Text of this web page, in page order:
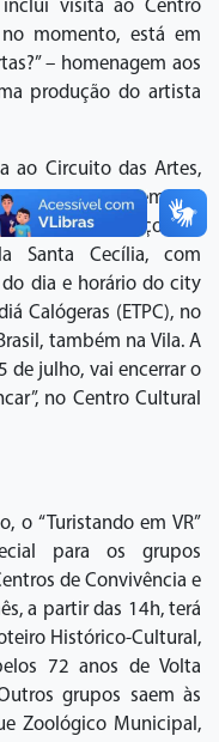
visita ao Centro
momento, está em
– homenagem aos
produção do artista
ao Circuito das Artes,
como o Memorial
Leoni e Espaço das
Santa Cecília, com
dia e horário do city
Calógeras (ETPC), no
também na Vila. A
de julho, vai encerrar o
no Centro Cultural
o “Turistando em VR”
para os grupos
de Convivência e
a partir das 14h, terá
Histórico-Cultural,
72 anos de Volta
grupos saem às
Zoológico Municipal,